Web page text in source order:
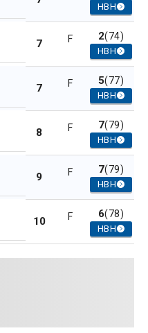
HBH
7 F 2(74)
HBH
7 F 5(77)
HBH
8 F 7(79)
HBH
9 F 7(79)
HBH
10 F 6(78)
HBH